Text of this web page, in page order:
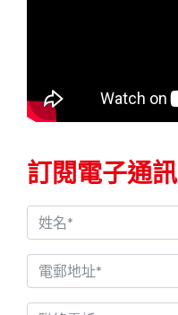
訂閱電子通訊